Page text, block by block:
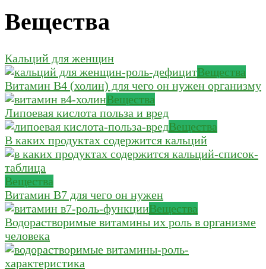
Вещества
Кальций для женщин
Вещества
Витамин В4 (холин) для чего он нужен организму
Вещества
Липоевая кислота польза и вред
Вещества
В каких продуктах содержится кальций
Вещества
Витамин В7 для чего он нужен
Вещества
Водорастворимые витамины их роль в организме
человека